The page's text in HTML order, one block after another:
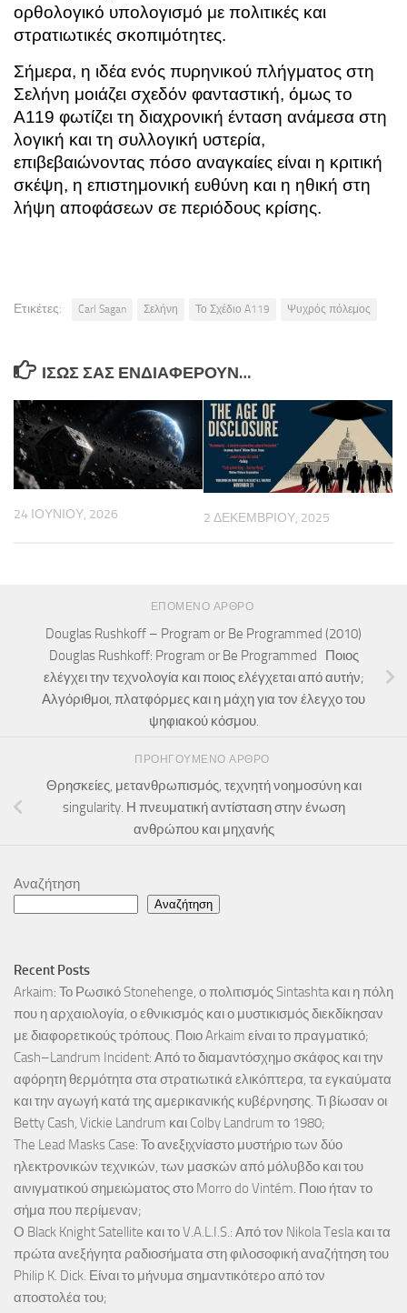
ορθολογικό υπολογισμό με πολιτικές και
στρατιωτικές σκοπιμότητες.
Σήμερα, η ιδέα ενός πυρηνικού πλήγματος στη
Σελήνη μοιάζει σχεδόν φανταστική, όμως το
A119 φωτίζει τη διαχρονική ένταση ανάμεσα στη
λογική και τη συλλογική υστερία,
επιβεβαιώνοντας πόσο αναγκαίες είναι η κριτική
σκέψη, η επιστημονική ευθύνη και η ηθική στη
λήψη αποφάσεων σε περιόδους κρίσης.
Ετικέτες: Carl Sagan Σελήνη Το Σχέδιο A119 Ψυχρός πόλεμος
ΊΣΩΣ ΣΑΣ ΕΝΔΙΑΦΈΡΟΥΝ…
24 ΙΟΥΝΊΟΥ, 2026 2 ΔΕΚΕΜΒΡΊΟΥ, 2025
ΕΠΌΜΕΝΟ ΆΡΘΡΟ
Douglas Rushkoff – Program or Be Programmed (2010)
Douglas Rushkoff: Program or Be Programmed Ποιος
ελέγχει την τεχνολογία και ποιος ελέγχεται από αυτήν;
Αλγόριθμοι, πλατφόρμες και η μάχη για τον έλεγχο του
ψηφιακού κόσμου.
ΠΡΟΗΓΟΎΜΕΝΟ ΆΡΘΡΟ
Θρησκείες, μετανθρωπισμός, τεχνητή νοημοσύνη και
singularity. Η πνευματική αντίσταση στην ένωση
ανθρώπου και μηχανής
Αναζήτηση
Αναζήτηση
Recent Posts
Arkaim: Το Ρωσικό Stonehenge, ο πολιτισμός Sintashta και η πόλη
που η αρχαιολογία, ο εθνικισμός και ο μυστικισμός διεκδίκησαν
με διαφορετικούς τρόπους. Ποιο Arkaim είναι το πραγματικό;
Cash–Landrum Incident: Από το διαμαντόσχημο σκάφος και την
αφόρητη θερμότητα στα στρατιωτικά ελικόπτερα, τα εγκαύματα
και την αγωγή κατά της αμερικανικής κυβέρνησης. Τι βίωσαν οι
Betty Cash, Vickie Landrum και Colby Landrum το 1980;
The Lead Masks Case: Το ανεξιχνίαστο μυστήριο των δύο
ηλεκτρονικών τεχνικών, των μασκών από μόλυβδο και του
αινιγματικού σημειώματος στο Morro do Vintém. Ποιο ήταν το
σήμα που περίμεναν;
Ο Black Knight Satellite και το V.A.L.I.S.: Από τον Nikola Tesla και τα
πρώτα ανεξήγητα ραδιοσήματα στη φιλοσοφική αναζήτηση του
Philip K. Dick. Είναι το μήνυμα σημαντικότερο από τον
αποστολέα του;